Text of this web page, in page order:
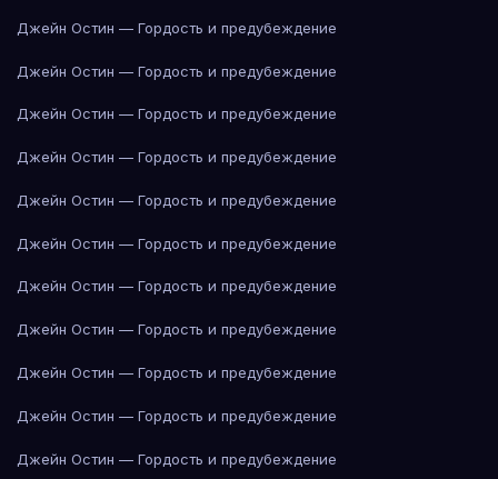
Джейн Остин — Гордость и предубеждение
Джейн Остин — Гордость и предубеждение
Джейн Остин — Гордость и предубеждение
Джейн Остин — Гордость и предубеждение
Джейн Остин — Гордость и предубеждение
Джейн Остин — Гордость и предубеждение
Джейн Остин — Гордость и предубеждение
Джейн Остин — Гордость и предубеждение
Джейн Остин — Гордость и предубеждение
Джейн Остин — Гордость и предубеждение
Джейн Остин — Гордость и предубеждение